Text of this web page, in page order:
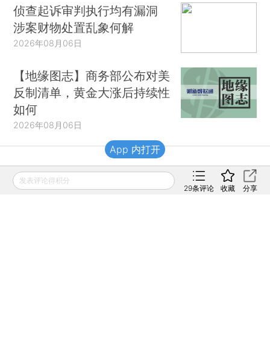
侦查起诉审判执行均有漏洞
涉案财物处置乱象何解
2026年08月06日
【地缘图志】商务部公布对美
反制清单，黄金大涨后持续性
如何
2026年08月06日
财新移动
发表评论得积分
29条评论 收藏 分享
App 内打开